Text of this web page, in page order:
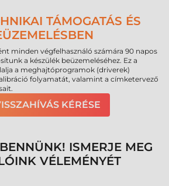
TÁMOGATÁS ÉS
minden végfelhasználó számára 90 napos
a készülék beüzemeléséhez. Ez a
a meghajtóprogramok (driverek)
folyamatát, valamint a címketervező
KÉRÉSE
ISMERJE MEG
VÉLEMÉNYÉT